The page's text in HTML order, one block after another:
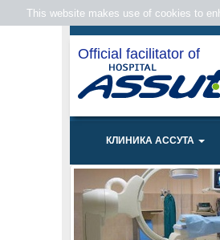
Official facilitator of
КЛИНИКА АССУТА
This website makes use of cookies to